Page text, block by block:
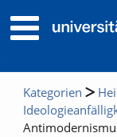
Kategorien